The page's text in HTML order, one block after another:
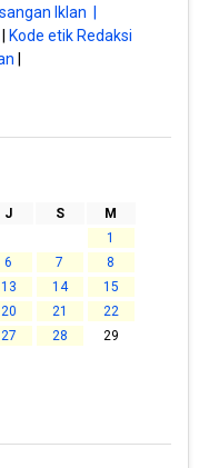
Iklan |
Kode etik Redaksi
J S
M
1
6 7
8
13 14
15
20 21
22
27 28
29